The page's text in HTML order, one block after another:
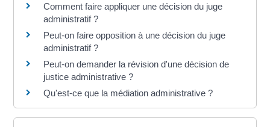
Comment faire appliquer une décision du juge
administratif ?
Peut-on faire opposition à une décision du juge
administratif ?
Peut-on demander la révision d'une décision de
justice administrative ?
Qu'est-ce que la médiation administrative ?